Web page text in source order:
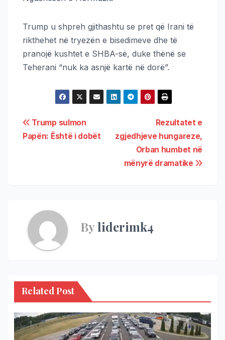
Trump u shpreh gjithashtu se pret që Irani të
rikthehet në tryezën e bisedimeve dhe të
pranojë kushtet e SHBA-së, duke thënë se
Teherani “nuk ka asnjë kartë në dorë”.
Rezultatet e
zgjedhjeve hungareze,
Orban humbet në
mënyrë dramatike
Trump sulmon
Papën: Është i dobët
Byliderimk4
Related Post